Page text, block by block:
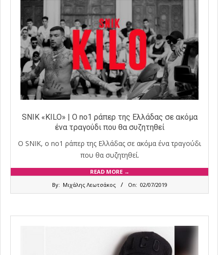
SNIK «KILO» | Ο no1 ράπερ της Ελλάδας σε ακόμα
ένα τραγούδι που θα συζητηθεί
Ο SNIK, ο no1 ράπερ της Ελλάδας σε ακόμα ένα τραγούδι
που θα συζητηθεί.
READ MORE →
By: Μιχάλης Λεωτσάκος On: 02/07/2019